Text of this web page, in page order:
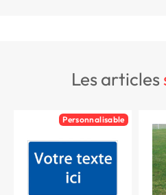
les articles
Personnalisable